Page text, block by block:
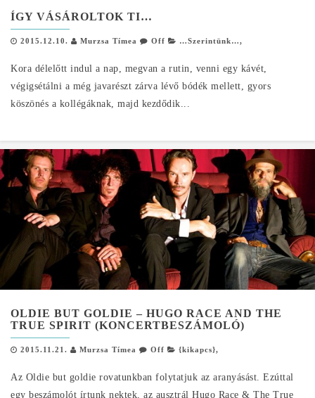
ÍGY VÁSÁROLTOK TI…
2015.12.10. Murzsa Tímea Off …Szerintünk…,
Kora délelőtt indul a nap, megvan a rutin, venni egy kávét,
végigsétálni a még javarészt zárva lévő bódék mellett, gyors
köszönés a kollégáknak, majd kezdődik...
OLDIE BUT GOLDIE – HUGO RACE AND THE
TRUE SPIRIT (KONCERTBESZÁMOLÓ)
2015.11.21. Murzsa Tímea Off {kikapcs},
Az Oldie but goldie rovatunkban folytatjuk az aranyásást. Ezúttal
egy beszámolót írtunk nektek, az ausztrál Hugo Race & The True